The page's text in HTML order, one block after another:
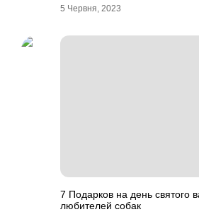
5 Червня, 2023
7 Подарков на день святого
любителей собак